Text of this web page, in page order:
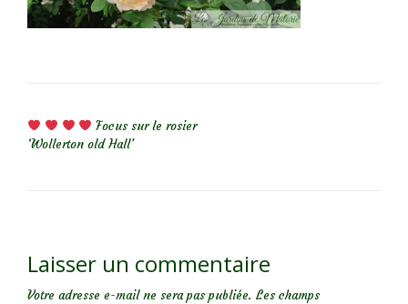
Focus sur le rosier
‘Wollerton old Hall’
Laisser un commentaire
Votre adresse e-mail ne sera pas publiée. Les champs